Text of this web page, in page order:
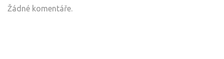
Žádné komentáře.